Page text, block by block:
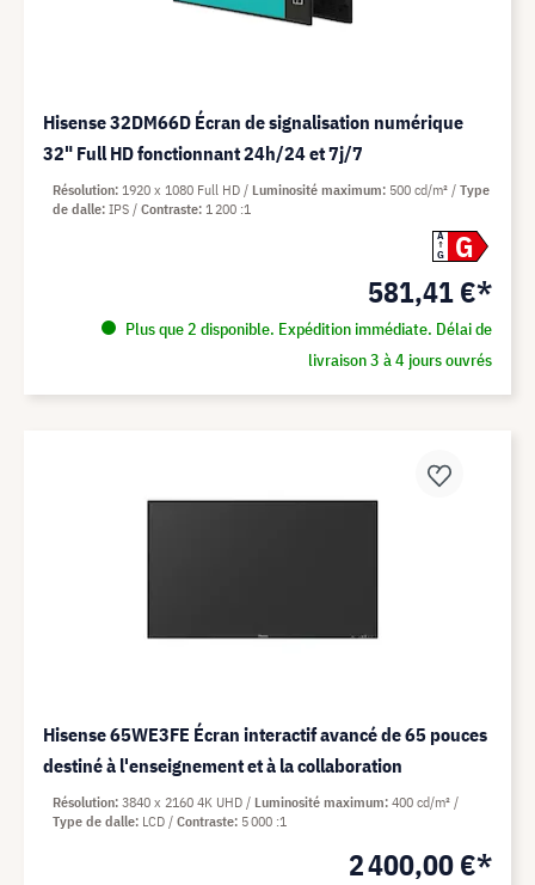
Hisense 32DM66D Écran de signalisation numérique
32" Full HD fonctionnant 24h/24 et 7j/7
A
G
G
581,41 €*
Plus que 2 disponible. Expédition immédiate. Délai de
livraison 3 à 4 jours ouvrés
Résolution 1920 x 1080 Full HD Luminosité maximum 500 cd/m²
Type
de dalle IPS Contraste 1 200 :1
Hisense 65WE3FE Écran interactif avancé de 65 pouces
destiné à l'enseignement et à la collaboration
2 400,00 €*
Résolution 3840 x 2160 4K UHD Luminosité maximum 400 cd/m²
Type de dalle LCD Contraste 5 000 :1